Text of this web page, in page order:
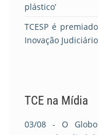
plástico’
TCESP é
Inovação
TCE na Mídia
03/08 - O Globo